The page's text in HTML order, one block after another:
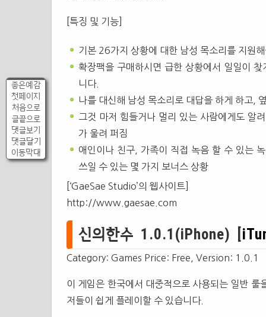
좋은예감
첫페이지
처음으로
글끝으로
댓글보기
댓글달기
이동막대
[특징 및 기능]
기본 26가지 상황에 대한 남성 목소리를 지원
확장팩을 구매하시면 급한 상황에서 일일이
니다.
나를 대신해 남성 목소리로 대답을 하게 하고,
그것 마저 힘들거나 멀리 있는 사람에게도 알
가 울려 퍼짐
애인이나 친구, 가족이 직접 녹음 할 수 있는
쓰일 수 있는 몇 가지 보너스 상황
[‘GaeSae Studio’의 웹사이트]
http://www.gaesae.com
신의한수 1.0.1(iPhone) [
Category: Games Price: Free, Version: 1.0.1
이 게임은 한국에서 대중적으로 사용되는 일반
저들이 쉽게 플레이할 수 있습니다.